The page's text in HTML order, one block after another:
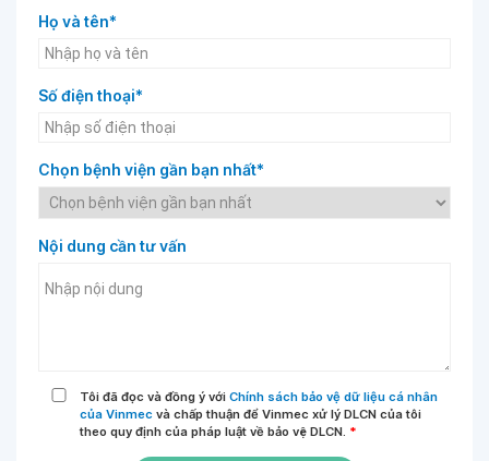
Họ và tên*
Số điện thoại*
Chọn bệnh viện gần bạn nhất*
Nội dung cần tư vấn
Tôi đã đọc và đồng ý với Chính sách bảo vệ dữ liệu cá nhân
của Vinmec và chấp thuận để Vinmec xử lý DLCN của tôi
theo quy định của pháp luật về bảo vệ DLCN. *